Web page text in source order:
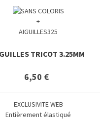
+
AIGUILLES325
TRICOT 3.25MM
6,50 €
EXCLUSIVITE WEB
Entièrement élastiqué